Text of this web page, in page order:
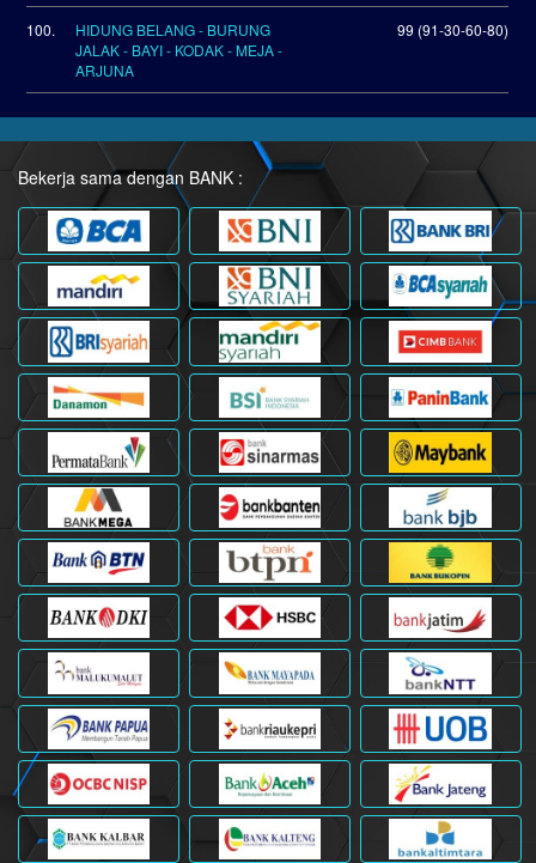
100.
HIDUNG BELANG - BURUNG
JALAK - BAYI - KODAK - MEJA -
ARJUNA
99 (91-30-60-80)
Bekerja sama dengan BANK :